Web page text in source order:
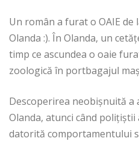
Un român a furat o OAIE
Olanda :). În Olanda, un
timp ce ascundea o oaie
zoologică în portbagajul
Descoperirea neobișnuită a
Olanda, atunci când
datorită comportamentului